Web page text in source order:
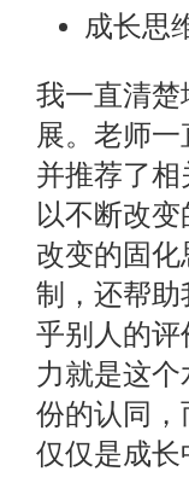
成长思
我一直清
展。老师
并推荐了
以不断改
改变的固
制，还帮
乎别人的
力就是这
份的认同
仅仅是成